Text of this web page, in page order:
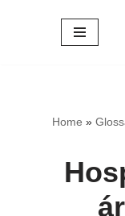
Home »